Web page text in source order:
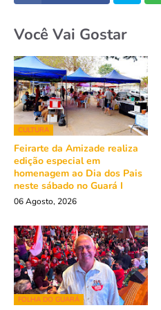
Você Vai Gostar
CULTURA
Feirarte da Amizade realiza
edição especial em
homenagem ao Dia dos Pais
neste sábado no Guará I
06 Agosto, 2026
FOLHA DO GUARÁ